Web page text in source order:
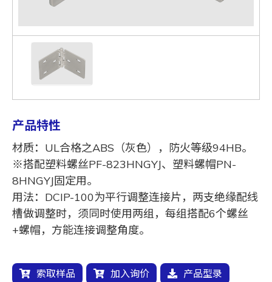
产品特性
材质：UL合格之ABS（灰色），防火等级94HB。
※搭配塑料螺丝PF-823HNGYJ、塑料螺帽PN-
8HNGYJ固定用。
用法：DCIP-100为平行调整连接片，两支绝缘配线
槽做调整时，须同时使用两组，每组搭配6个螺丝
+螺帽，方能连接调整角度。
索取样品 加入询价 产品型录